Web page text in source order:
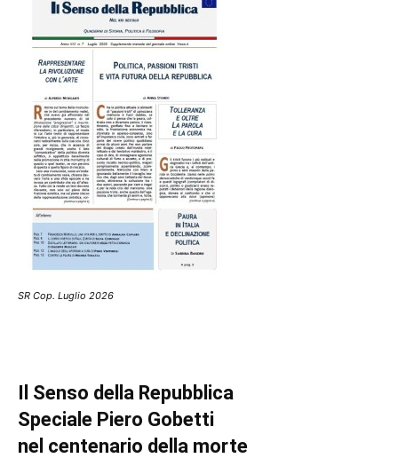
SR Cop. Luglio 2026
Il Senso della Repubblica
Speciale Piero Gobetti
nel centenario della morte